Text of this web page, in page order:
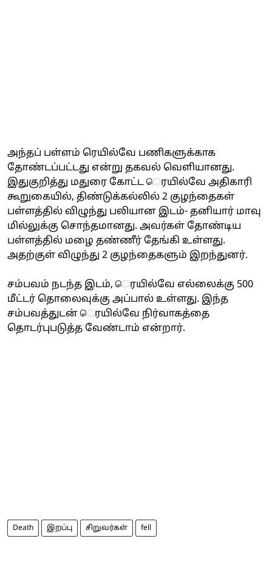
அந்தப் பள்ளம் ரெயில்வே பணிகளுக்காக
தோண்டப்பட்டது என்று தகவல் வெளியானது.
இதுகுறித்து மதுரை கோட்ட ெரயில்வே அதிகாரி
கூறுகையில், திண்டுக்கல்லில் 2 குழந்தைகள்
பள்ளத்தில் விழுந்து பலியான இடம்- தனியார் மாவு
மில்லுக்கு சொந்தமானது. அவர்கள் தோண்டிய
பள்ளத்தில் மழை தண்ணீர் தேங்கி உள்ளது.
அதற்குள் விழுந்து 2 குழந்தைகளும் இறந்துனர்.
சம்பவம் நடந்த இடம், ெரயில்வே எல்லைக்கு 500
மீட்டர் தொலைவுக்கு அப்பால் உள்ளது. இந்த
சம்பவத்துடன் ெரயில்வே நிர்வாகத்தை
தொடர்புபடுத்த வேண்டாம் என்றார்.
Death இறப்பு சிறுவர்கள் fell